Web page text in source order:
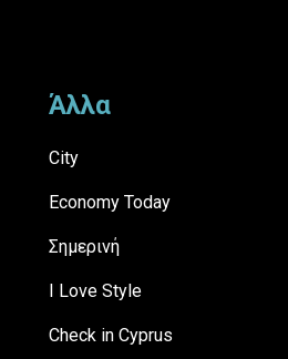
Άλλα
City
Economy Today
Σημερινή
I Love Style
Check in Cyprus